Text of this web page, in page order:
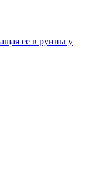
ее в руины у